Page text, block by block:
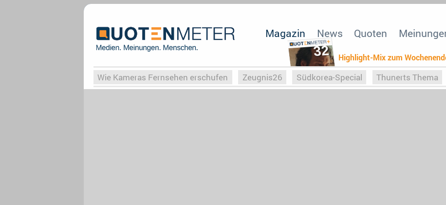
32 Highlight-Mix zum
Magazin News Quoten
Wie Kameras Fernsehen erschufen Zeugnis26 Südkorea-Special Thunerts Thema